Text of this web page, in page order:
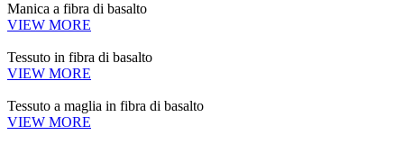
Manica a fibra di basalto
VIEW MORE
Tessuto in fibra di basalto
VIEW MORE
Tessuto a maglia in fibra di basalto
VIEW MORE